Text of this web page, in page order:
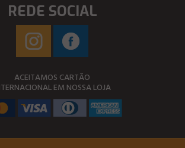
REDE SOCIAL
ACEITAMOS CARTÃO
EM NOSSA LOJA